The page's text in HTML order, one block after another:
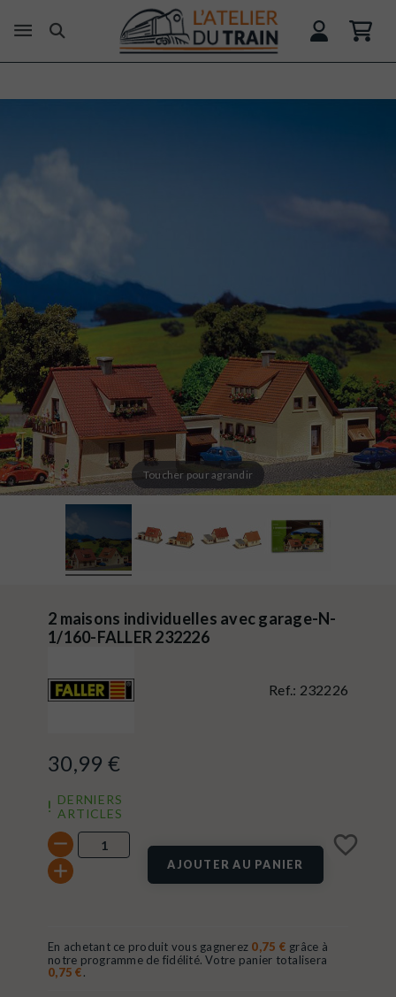
Toucher pour agrandir
2 maisons individuelles avec garage-N-
1/160-FALLER 232226
Ref.: 232226
30,99 €
DERNIERS
ARTICLES
AJOUTER AU PANIER
favorite_border
En achetant ce produit vous gagnerez 0,75 € grâce à
notre programme de fidélité. Votre panier totalisera
0,75 €.